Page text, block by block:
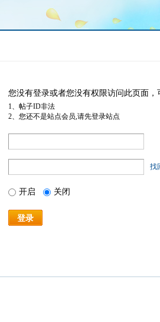
您没有登录或者您没有权限访问此页面
1、帖子ID非法
2、您还不是站点会员,请先登录站点
找
开启 关闭
登录